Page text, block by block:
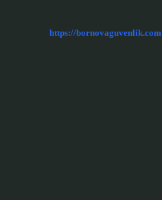
https://bornovaguvenlik.com